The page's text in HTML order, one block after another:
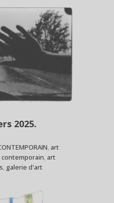
2025.
, art
, art
, galerie d'art